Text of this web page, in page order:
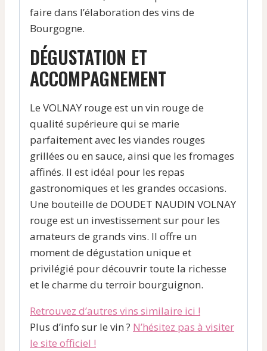
faire dans l’élaboration des vins de
Bourgogne.
DÉGUSTATION ET
ACCOMPAGNEMENT
Le VOLNAY rouge est un vin rouge de
qualité supérieure qui se marie
parfaitement avec les viandes rouges
grillées ou en sauce, ainsi que les fromages
affinés. Il est idéal pour les repas
gastronomiques et les grandes occasions.
Une bouteille de DOUDET NAUDIN VOLNAY
rouge est un investissement sur pour les
amateurs de grands vins. Il offre un
moment de dégustation unique et
privilégié pour découvrir toute la richesse
et le charme du terroir bourguignon.
Retrouvez d’autres vins similaire ici !
Plus d’info sur le vin ? N’hésitez pas à visiter
le site officiel !